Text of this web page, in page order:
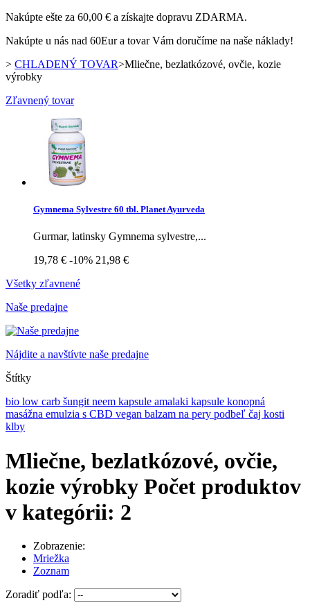
Nakúpte ešte za 60,00 € a získajte dopravu ZDARMA.
Nakúpte u nás nad 60Eur a tovar Vám doručíme na naše náklady!
> CHLADENÝ TOVAR>Mliečne, bezlatkózové, ovčie, kozie
výrobky
Zľavnený tovar
Gymnema Sylvestre 60 tbl. Planet Ayurveda
Gurmar, latinsky Gymnema sylvestre,...
19,78 € -10% 21,98 €
Všetky zľavnené
Naše predajne
Nájdite a navštívte naše predajne
Štítky
bio low carb šungit neem kapsule amalaki kapsule konopná
masážna emulzia s CBD vegan balzam na pery podbeľ čaj kosti
klby
Mliečne, bezlatkózové, ovčie,
kozie výrobky Počet produktov
v kategórii: 2
Zobrazenie:
Mriežka
Zoznam
Zoradiť podľa: